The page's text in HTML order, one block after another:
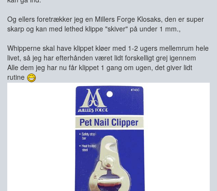
Og ellers foretrækker jeg en Millers Forge Klosaks, den er super
skarp og kan med lethed klippe "skiver" på under 1 mm.,
Whipperne skal have klippet kløer med 1-2 ugers mellemrum hele
livet, så jeg har efterhånden været lidt forskelligt grej igennem
Alle dem jeg har nu får klippet 1 gang om ugen, det giver lidt
rutine